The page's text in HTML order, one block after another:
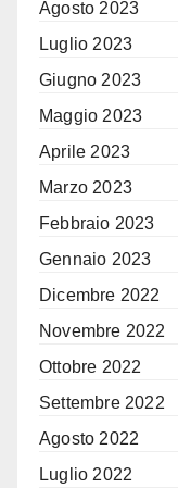
Agosto 2023
Luglio 2023
Giugno 2023
Maggio 2023
Aprile 2023
Marzo 2023
Febbraio 2023
Gennaio 2023
Dicembre 2022
Novembre 2022
Ottobre 2022
Settembre 2022
Agosto 2022
Luglio 2022